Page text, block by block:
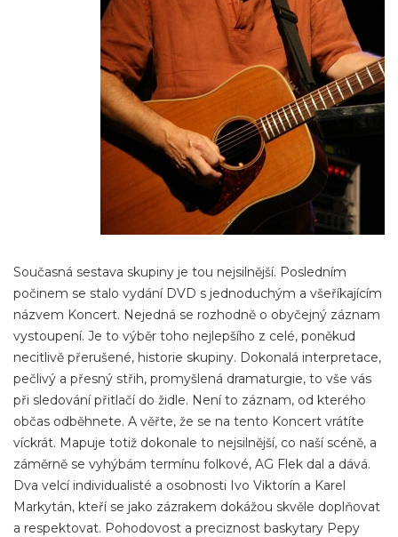
Současná sestava skupiny je tou nejsilnější. Posledním
počinem se stalo vydání DVD s jednoduchým a všeříkajícím
názvem Koncert. Nejedná se rozhodně o obyčejný záznam
vystoupení. Je to výběr toho nejlepšího z celé, poněkud
necitlivě přerušené, historie skupiny. Dokonalá interpretace,
pečlivý a přesný střih, promyšlená dramaturgie, to vše vás
při sledování přitlačí do židle. Není to záznam, od kterého
občas odběhnete. A věřte, že se na tento Koncert vrátíte
víckrát. Mapuje totiž dokonale to nejsilnější, co naší scéně, a
záměrně se vyhýbám termínu folkové, AG Flek dal a dává.
Dva velcí individualisté a osobnosti Ivo Viktorín a Karel
Markytán, kteří se jako zázrakem dokážou skvěle doplňovat
a respektovat. Pohodovost a preciznost baskytary Pepy